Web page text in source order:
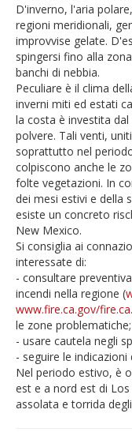
D'inverno, l'aria
regioni meridionali,
improvvise gelate.
spingersi fino alla
banchi di nebbia.
Peculiare è il clima
inverni miti ed estati
la costa è investita
polvere. Tali venti,
soprattutto nel
colpiscono anche le
folte vegetazioni. In
dei mesi estivi e della
esiste un concreto
New Mexico.
Si consiglia ai
interessate di:
- consultare
incendi nella regione (
www.fire.ca.gov/
le zone problematiche;
- usare cautela negli
- seguire le
Nel periodo estivo, è
est e a nord est di
assolata e torrida